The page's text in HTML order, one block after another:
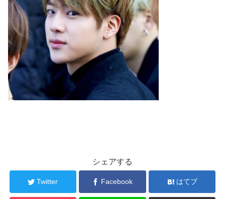
シェアする
Twitter Facebook はてブ